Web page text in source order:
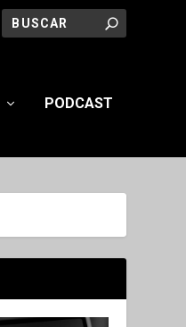
PODCAST